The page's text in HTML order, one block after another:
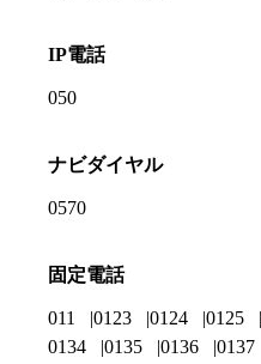
IP電話
050
ナビダイヤル
0570
固定電話
011 0123 0124 0125
0134
0135 0136 0137